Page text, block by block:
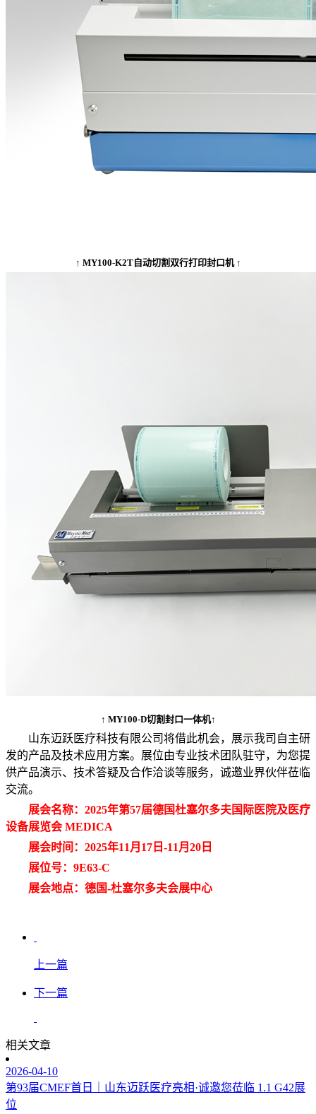
↑ MY100-K2T自动切割双行打印封口机 ↑
↑ MY100-D切割封口一体机↑
山东迈跃医疗科技有限公司将借此机会，展示我司自主研
发的产品及技术应用方案。展位由专业技术团队驻守，为您提
供产品演示、技术答疑及合作洽谈等服务，诚邀业界伙伴莅临
交流。
展会名称：2025年第57届德国杜塞尔多夫国际医院及医疗
设备展览会 MEDICA
展会时间：2025年11月17日-11月20日
展位号：9E63-C
展会地点：德国-杜塞尔多夫会展中心
上一篇
下一篇
相关文章
2026-04-10
第93届CMEF首日｜山东迈跃医疗亮相·诚邀您莅临 1.1 G42展
位